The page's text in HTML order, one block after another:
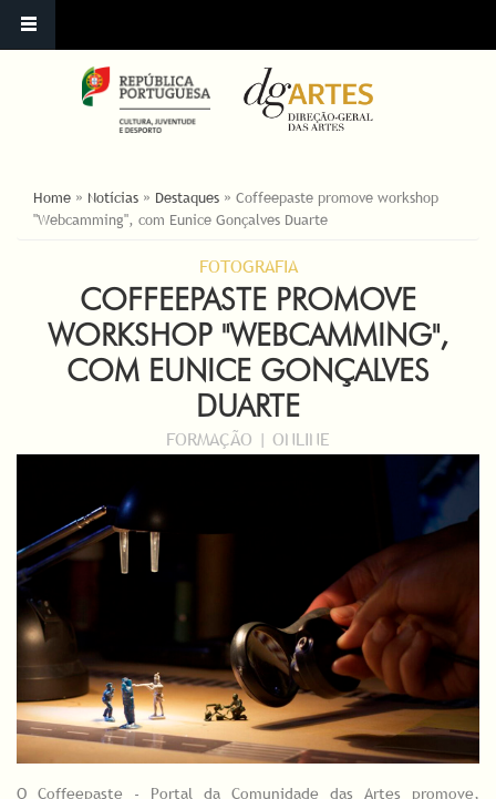
ESTÁ AQUI
Home » Notícias » Destaques » Coffeepaste promove workshop
"Webcamming", com Eunice Gonçalves Duarte
FOTOGRAFIA
COFFEEPASTE PROMOVE
WORKSHOP "WEBCAMMING",
COM EUNICE GONÇALVES
DUARTE
FORMAÇÃO | ONLINE
O Coffeepaste - Portal da Comunidade das Artes promove,